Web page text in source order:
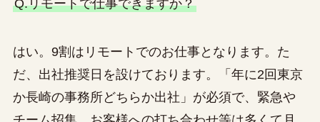
Q.リモートで仕事できますか？
はい。9割はリモートでのお仕事となります。た
だ、出社推奨日を設けております。「年に2回東京
か長崎の事務所どちらか出社」が必須で、緊急や